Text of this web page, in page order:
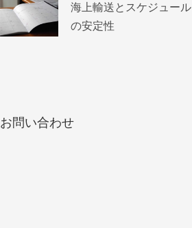
海上輸送とスケジュール
の安定性
お問い合わせ